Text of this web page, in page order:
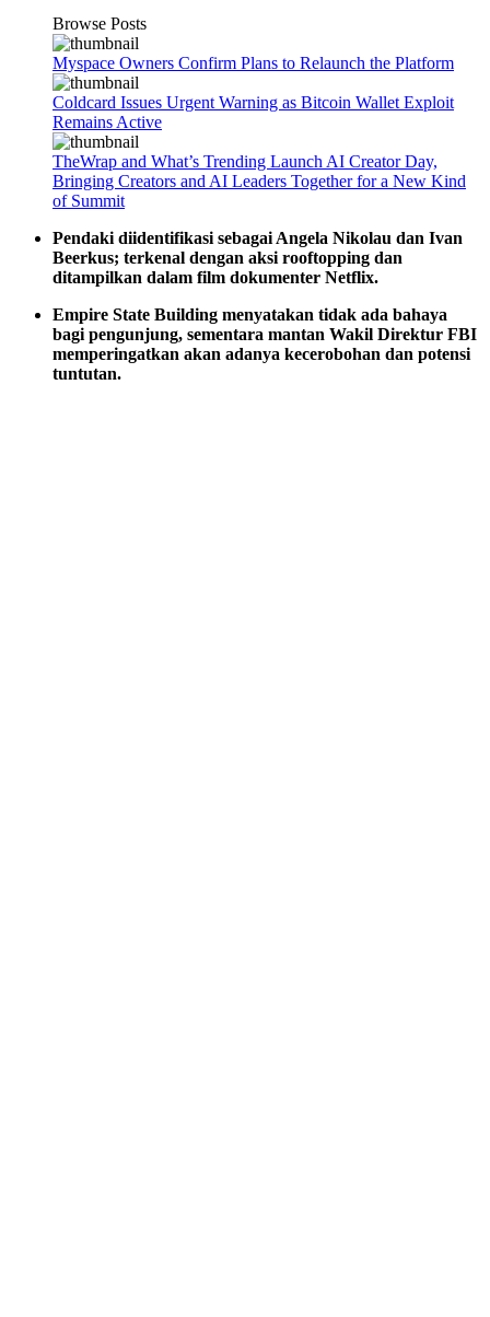
Browse Posts
Myspace Owners Confirm Plans to Relaunch the Platform
Coldcard Issues Urgent Warning as Bitcoin Wallet Exploit
Remains Active
TheWrap and What’s Trending Launch AI Creator Day,
Bringing Creators and AI Leaders Together for a New Kind
of Summit
Pendaki diidentifikasi sebagai Angela Nikolau dan Ivan
Beerkus; terkenal dengan aksi rooftopping dan
ditampilkan dalam film dokumenter Netflix.
Empire State Building menyatakan tidak ada bahaya
bagi pengunjung, sementara mantan Wakil Direktur FBI
memperingatkan akan adanya kecerobohan dan potensi
tuntutan.